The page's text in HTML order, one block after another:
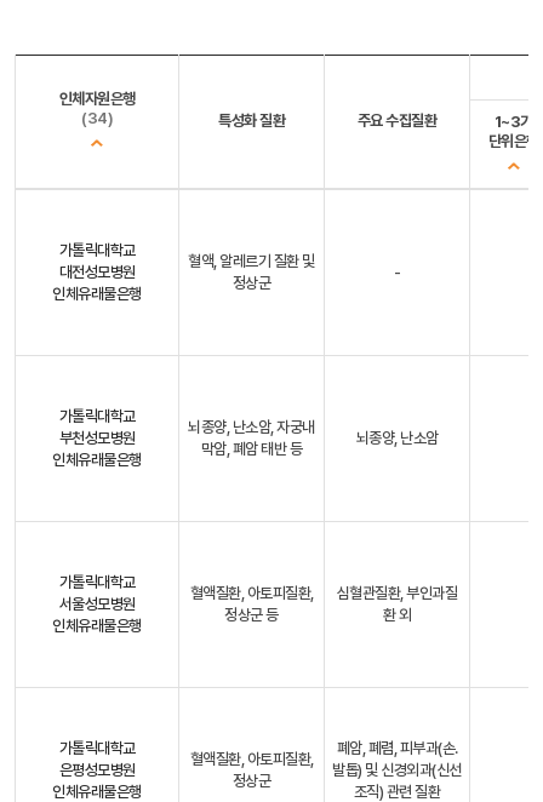
인체자원은행
(34)
특성화 질환 주요 수집질환
1~3기
단위은행
가톨릭대학교
대전성모병원
인체유래물은행
혈액, 알레르기 질환 및
정상군
-
가톨릭대학교
부천성모병원
인체유래물은행
뇌종양, 난소암, 자궁내
막암, 폐암 태반 등
뇌종양, 난소암
가톨릭대학교
서울성모병원
인체유래물은행
혈액질환, 아토피질환,
정상군 등
심혈관질환, 부인과질
환 외
가톨릭대학교
은평성모병원
인체유래물은행
혈액질환, 아토피질환,
정상군
폐암, 폐렴, 피부과(손.
발톱) 및 신경외과(신선
조직) 관련 질환